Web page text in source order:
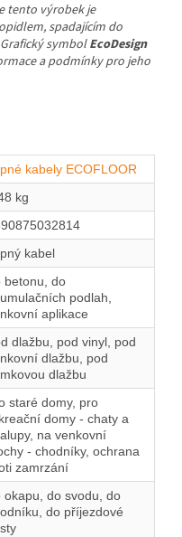
tento výrobek je
spadajícím do
symbolEcoDesign
a podmínky pro jeho
kabely ECOFLOOR
kg
kabel
betonu, do
podlah,
aplikace
dlažbu, pod vinyl, pod
dlažbu, pod
dlažbu
staré domy, pro
domy - chaty a
na venkovní
- chodníky, ochrana
zamrzání
okapu, do svodu, do
do příjezdové